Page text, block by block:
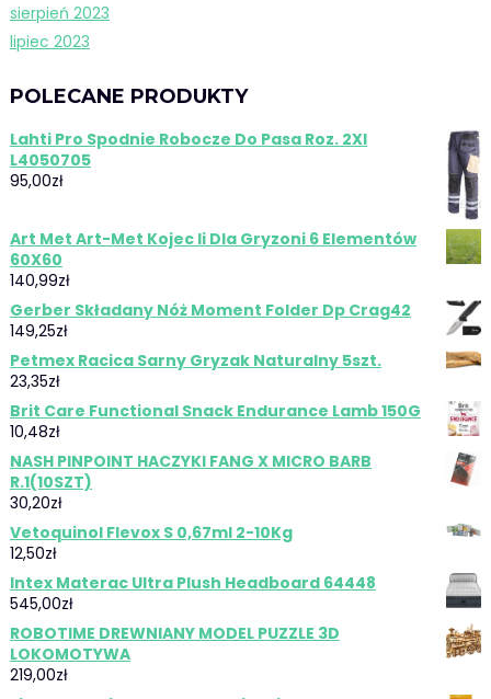
sierpień 2023
lipiec 2023
POLECANE PRODUKTY
Lahti Pro Spodnie Robocze Do Pasa Roz. 2Xl
L4050705
95,00zł
Art Met Art-Met Kojec Ii Dla Gryzoni 6 Elementów
60X60
140,99zł
Gerber Składany Nóż Moment Folder Dp Crag42
149,25zł
Petmex Racica Sarny Gryzak Naturalny 5szt.
23,35zł
Brit Care Functional Snack Endurance Lamb 150G
10,48zł
NASH PINPOINT HACZYKI FANG X MICRO BARB
R.1(10SZT)
30,20zł
Vetoquinol Flevox S 0,67ml 2-10Kg
12,50zł
Intex Materac Ultra Plush Headboard 64448
545,00zł
ROBOTIME DREWNIANY MODEL PUZZLE 3D
LOKOMOTYWA
219,00zł